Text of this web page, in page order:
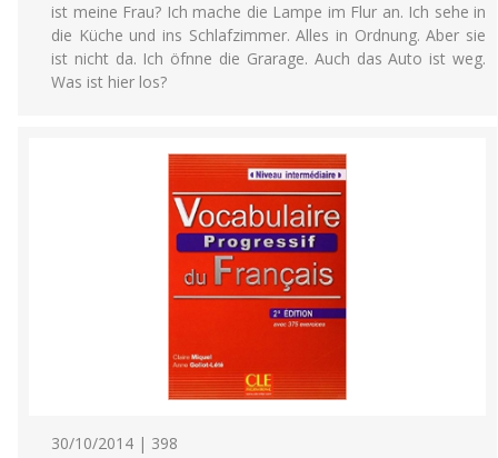
ist meine Frau? Ich mache die Lampe im Flur an. Ich sehe in
die Küche und ins Schlafzimmer. Alles in Ordnung. Aber sie
ist nicht da. Ich öfnne die Grarage. Auch das Auto ist weg.
Was ist hier los?
30/10/2014 | 398